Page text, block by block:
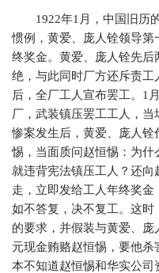
1922年1月，中国旧历
惯例，黄爱、庞人铨领导
终奖金。黄爱、庞人铨先
绝，与此同时厂方还斥责工
后，全厂工人宣布罢工。1
厂，武装镇压罢工工人，当
惨案发生后，黄爱、庞人
惕，当面质问赵恒惕：为什
就违背宪法镇压工人？还
走，立即发给工人年终奖金
如不答复，决不复工。这时
的要求，并假装与黄爱、
元现金贿赂赵恒惕，要他
本不知道赵恒惕和华实公